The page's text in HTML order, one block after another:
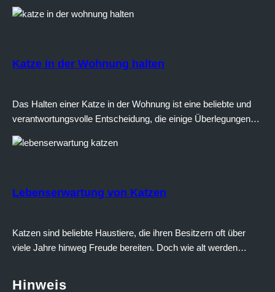
Katze in der Wohnung halten
Das Halten einer Katze in der Wohnung ist eine beliebte und
verantwortungsvolle Entscheidung, die einige Überlegungen
erfordert. In diesem Text werden wir auf verschiedene Aspekte
eingehen und dir 10 wichtige Tipps mit an die Hand geben, die
Bevor du…
Lebenserwartung von Katzen
Katzen sind beliebte Haustiere, die ihren Besitzern oft über
viele Jahre hinweg Freude bereiten. Doch wie alt werden
Hinweis